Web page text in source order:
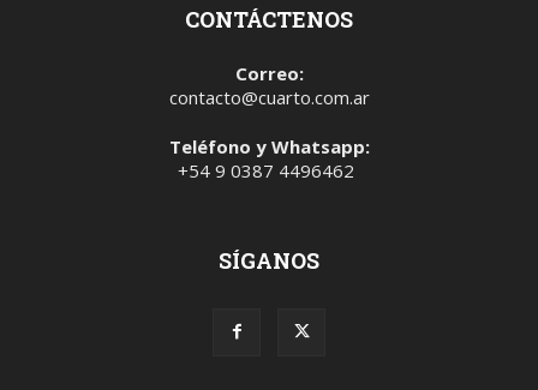
CONTÁCTENOS
Correo:
contacto@cuarto.com.ar
Teléfono y Whatsapp:
+54 9 0387 4496462
SÍGANOS